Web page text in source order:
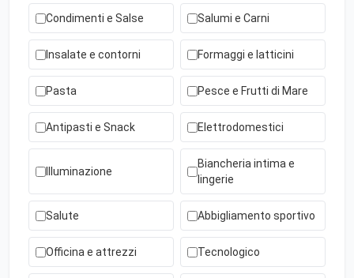
Condimenti e Salse Salumi e Carni
Insalate e contorni Formaggi e latticini
Pasta Pesce e Frutti di Mare
Antipasti e Snack Elettrodomestici
Illuminazione
Biancheria intima e
lingerie
Salute Abbigliamento sportivo
Officina e attrezzi Tecnologico